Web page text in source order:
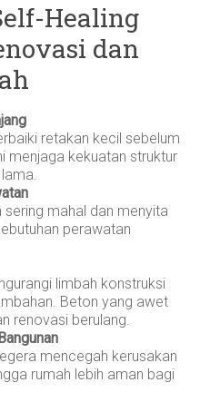
Healing
dan
retakan kecil sebelum
menjaga kekuatan struktur
mahal dan menyita
perawatan
limbah konstruksi
Beton yang awet
renovasi berulang.
mencegah kerusakan
rumah lebih aman bagi